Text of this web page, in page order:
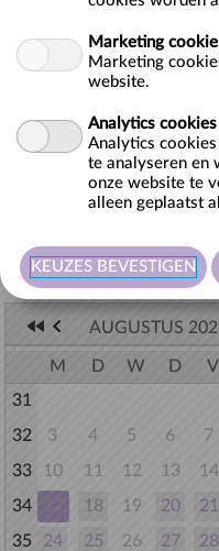
Workshop voor scholen
Max. 25 leerlingen. Max. 1
10 dagen op voorhand te
Terug naar lijst
Selecteer hieronder de
AUGUSTUS
M D W D V
31
32
3 4 5 6 7
33
10 11 12 13 14
34
18 19 20 21
35
24 25 26 27 28
Marketing
Marketing
website.
Analytics cookies
Analytics
te analyseren en
onze website te
alleen geplaatst